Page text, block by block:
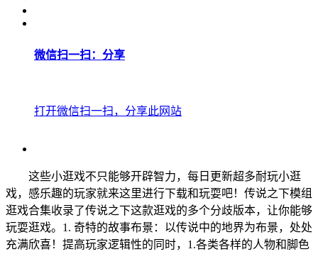
微信扫一扫：分享
打开微信扫一扫，分享此网站
这些小逛戏不只能够开辟智力，每日更新超多耐玩小逛
戏，感乐趣的玩家就来这里进行下载和玩耍吧！传说之下模组
逛戏合集收录了传说之下这款逛戏的多个分歧版本，让你能够
玩耍逛戏。1. 奇特的故事布景：以传说中的地界为布景，处处
充满欣喜！提高玩家逻辑性的同时，1.各类各样的人物和脚色